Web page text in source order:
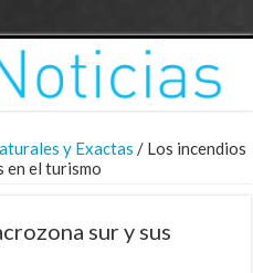
y Exactas / Los incendios
en el turismo
sur y sus